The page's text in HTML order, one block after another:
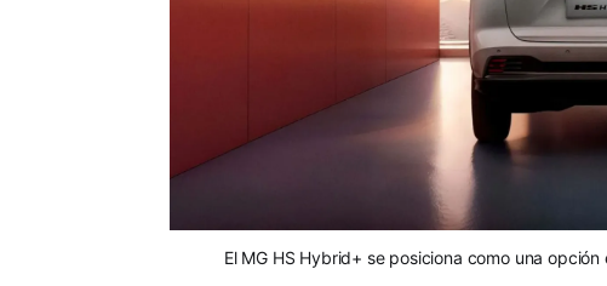
El MG HS Hybrid+ se posiciona como una